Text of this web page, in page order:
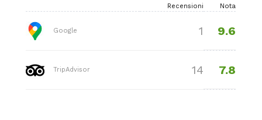
Recensioni Nota
Google 1 9.6
TripAdvisor 14 7.8